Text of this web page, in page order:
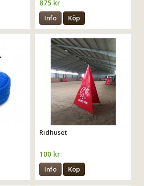
875 kr
Info Köp
Ridhuset
100 kr
Info Köp